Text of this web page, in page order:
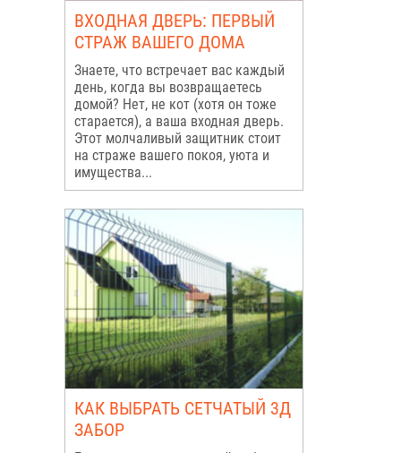
ВХОДНАЯ ДВЕРЬ: ПЕРВЫЙ
СТРАЖ ВАШЕГО ДОМА
Знаете, что встречает вас каждый
день, когда вы возвращаетесь
домой? Нет, не кот (хотя он тоже
старается), а ваша входная дверь.
Этот молчаливый защитник стоит
на страже вашего покоя, уюта и
имущества...
КАК ВЫБРАТЬ СЕТЧАТЫЙ 3Д
ЗАБОР